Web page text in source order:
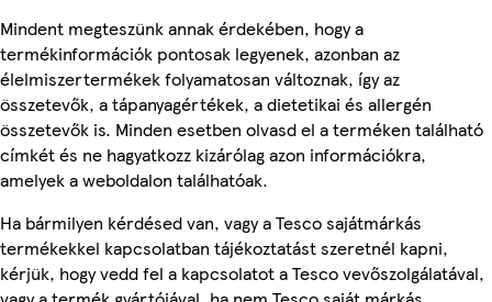
Mindent megteszünk annak érdekében, hogy a
termékinformációk pontosak legyenek, azonban az
élelmiszertermékek folyamatosan változnak, így az
összetevők, a tápanyagértékek, a dietetikai és allergén
összetevők is. Minden esetben olvasd el a terméken található
címkét és ne hagyatkozz kizárólag azon információkra,
amelyek a weboldalon találhatóak.
Ha bármilyen kérdésed van, vagy a Tesco sajátmárkás
termékekkel kapcsolatban tájékoztatást szeretnél kapni,
kérjük, hogy vedd fel a kapcsolatot a Tesco vevőszolgálatával,